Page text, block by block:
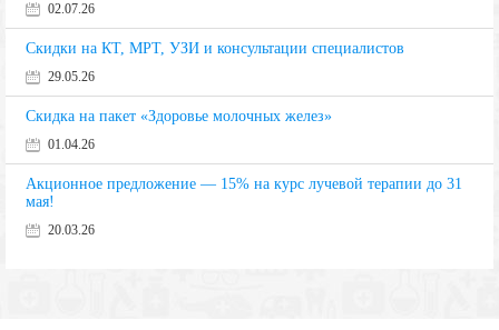
02.07.26
Скидки на КТ, МРТ, УЗИ и консультации специалистов
29.05.26
Скидка на пакет «Здоровье молочных желез»
01.04.26
Акционное предложение — 15% на курс лучевой терапии до 31
мая!
20.03.26